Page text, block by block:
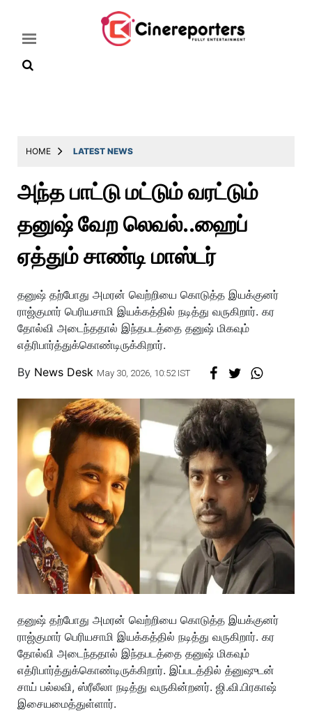
Latest
Throwback
Television
Reviews
Photos
Story
HOME LATEST NEWS
அந்த பாட்டு மட்டும் வரட்டும்
தனுஷ் வேற லெவல்..ஹைப்
ஏத்தும் சாண்டி மாஸ்டர்
தனுஷ் தற்போது அமரன் வெற்றியை கொடுத்த இயக்குனர்
ராஜ்குமார் பெரியசாமி இயக்கத்தில் நடித்து வருகிறார். கர
தோல்வி அடைந்ததால் இந்தபடத்தை தனுஷ் மிகவும்
எத்ரிபார்த்துக்கொண்டிருக்கிறார்.
By News Desk May 30, 2026, 10:52 IST
தனுஷ் தற்போது அமரன் வெற்றியை கொடுத்த இயக்குனர்
ராஜ்குமார் பெரியசாமி இயக்கத்தில் நடித்து வருகிறார். கர
தோல்வி அடைந்ததால் இந்தபடத்தை தனுஷ் மிகவும்
எத்ரிபார்த்துக்கொண்டிருக்கிறார். இப்படத்தில் த்னுஷுடன்
சாய் பல்லவி, ஸ்ரீலீலா நடித்து வருகின்றனர். ஜி.வி.பிரகாஷ்
இசையமைத்துள்ளார்.